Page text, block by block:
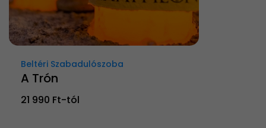
Beltéri Szabadulószoba
A Trón
21 990 Ft-tól